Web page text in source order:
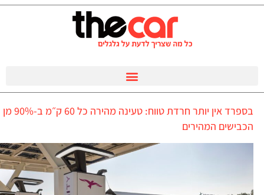
בספרד אין יותר חרדת טווח: טעינה מהירה כל 60 ק״מ ב-90% מן
הכבישים המהירים